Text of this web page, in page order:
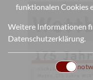
funktionalen Cookies
Weitere Informationen
Datenschutzerklärung.